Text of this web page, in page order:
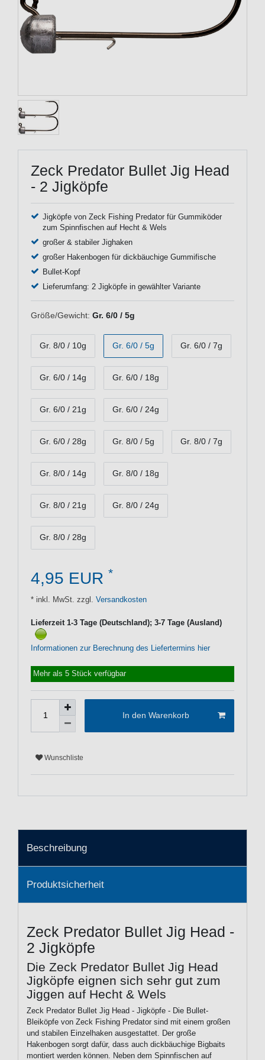
Zeck Predator Bullet Jig Head
- 2 Jigköpfe
Jigköpfe von Zeck Fishing Predator für Gummiköder
zum Spinnfischen auf Hecht & Wels
großer & stabiler Jighaken
großer Hakenbogen für dickbäuchige Gummifische
Bullet-Kopf
Lieferumfang: 2 Jigköpfe in gewählter Variante
Größe/Gewicht: Gr. 6/0 / 5g
Gr. 8/0 / 10g Gr. 6/0 / 5g Gr. 6/0 / 7g
Gr. 6/0 / 14g Gr. 6/0 / 18g
Gr. 6/0 / 21g Gr. 6/0 / 24g
Gr. 6/0 / 28g Gr. 8/0 / 5g Gr. 8/0 / 7g
Gr. 8/0 / 14g Gr. 8/0 / 18g
Gr. 8/0 / 21g Gr. 8/0 / 24g
Gr. 8/0 / 28g
4,95 EUR *
* inkl. MwSt. zzgl. Versandkosten
Lieferzeit 1-3 Tage (Deutschland); 3-7 Tage (Ausland)
Informationen zur Berechnung des Liefertermins hier
Mehr als 5 Stück verfügbar
In den Warenkorb
Wunschliste
Beschreibung
Produktsicherheit
Zeck Predator Bullet Jig Head -
2 Jigköpfe
Die Zeck Predator Bullet Jig Head
Jigköpfe eignen sich sehr gut zum
Jiggen auf Hecht & Wels
Zeck Predator Bullet Jig Head - Jigköpfe - Die Bullet-
Bleiköpfe von Zeck Fishing Predator sind mit einem großen
und stabilen Einzelhaken ausgestattet. Der große
Hakenbogen sorgt dafür, dass auch dickbäuchige Bigbaits
montiert werden können. Neben dem Spinnfischen auf